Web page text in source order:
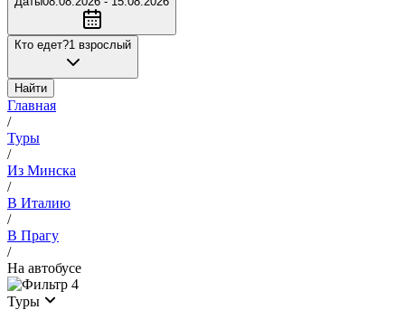
Кто едет?1 взрослый
Найти
Главная
/
Туры
/
Из Минска
/
В Италию
/
В Прагу
/
На автобусе
4
Туры